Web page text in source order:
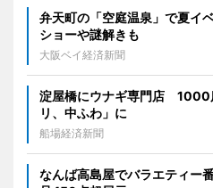
弁天町の「空庭温泉」で夏イ
ショーや謎解きも
大阪ベイ経済新聞
淀屋橋にウナギ専門店 1000
リ、中ふわ」に
船場経済新聞
なんば高島屋でバラエティ